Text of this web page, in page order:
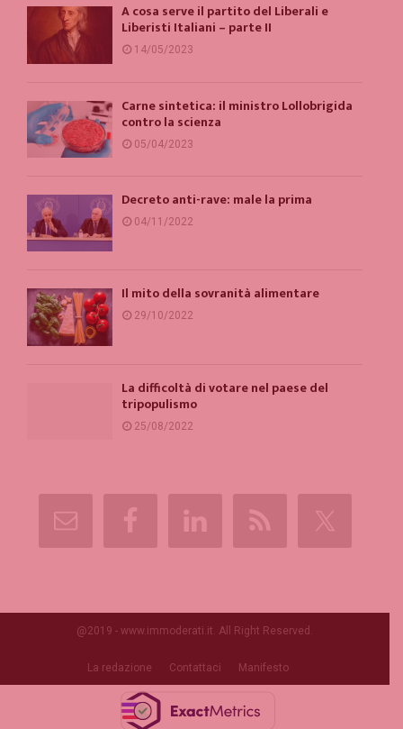
A cosa serve il partito del Liberali e
Liberisti Italiani – parte II
14/05/2023
Carne sintetica: il ministro Lollobrigida
contro la scienza
05/04/2023
Decreto anti-rave: male la prima
04/11/2022
Il mito della sovranità alimentare
29/10/2022
La difficoltà di votare nel paese del
tripopulismo
25/08/2022
@2019 - www.immoderati.it. All Right Reserved.
La redazione Contattaci Manifesto